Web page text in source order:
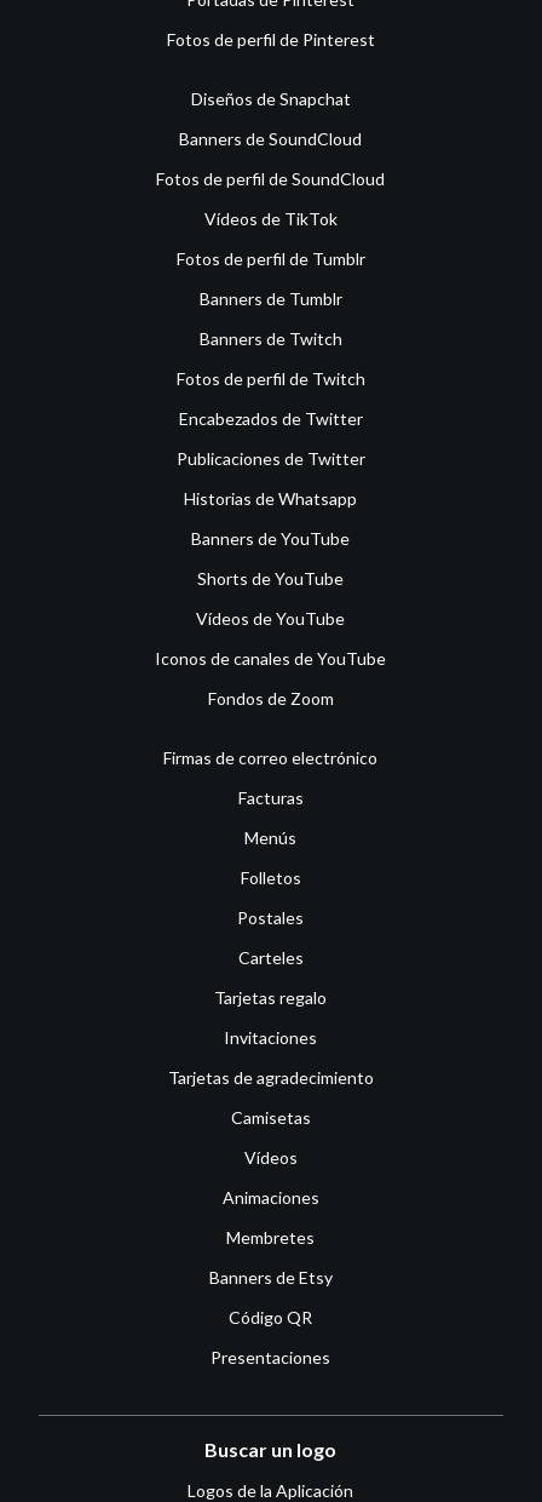
Fotos de perfil de Pinterest
Diseños de Snapchat
Banners de SoundCloud
Fotos de perfil de SoundCloud
Vídeos de TikTok
Fotos de perfil de Tumblr
Banners de Tumblr
Banners de Twitch
Fotos de perfil de Twitch
Encabezados de Twitter
Publicaciones de Twitter
Historias de Whatsapp
Banners de YouTube
Shorts de YouTube
Vídeos de YouTube
Iconos de canales de YouTube
Fondos de Zoom
Firmas de correo electrónico
Facturas
Menús
Folletos
Postales
Carteles
Tarjetas regalo
Invitaciones
Tarjetas de agradecimiento
Camisetas
Vídeos
Animaciones
Membretes
Banners de Etsy
Código QR
Presentaciones
Buscar un logo
Logos de la Aplicación